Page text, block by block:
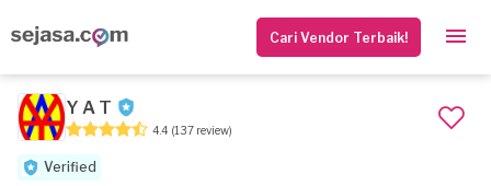
Cari Vendor Terbaik!
Y A T
4.4 (137 review)
Verified